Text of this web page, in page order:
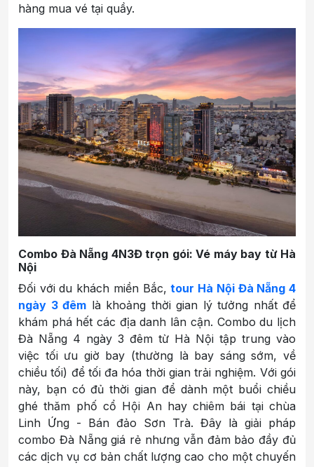
hàng mua vé tại quầy.
Combo Đà Nẵng 4N3Đ trọn gói: Vé máy bay từ Hà
Nội
Đối với du khách miền Bắc,tour Hà Nội Đà Nẵng 4
ngày 3 đêm là khoảng thời gian lý tưởng nhất để
khám phá hết các địa danh lân cận. Combo du lịch
Đà Nẵng 4 ngày 3 đêm từ Hà Nội tập trung vào
việc tối ưu giờ bay (thường là bay sáng sớm, về
chiều tối) để tối đa hóa thời gian trải nghiệm. Với gói
này, bạn có đủ thời gian để dành một buổi chiều
ghé thăm phố cổ Hội An hay chiêm bái tại chùa
Linh Ứng - Bán đảo Sơn Trà. Đây là giải pháp
combo Đà Nẵng giá rẻ nhưng vẫn đảm bảo đầy đủ
các dịch vụ cơ bản chất lượng cao cho một chuyến